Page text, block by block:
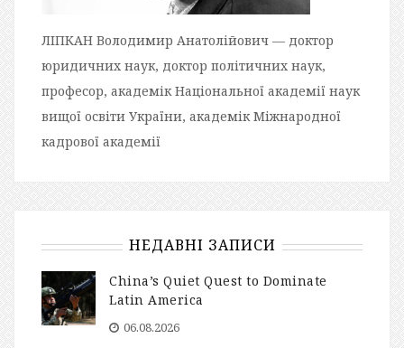
ЛІПКАН Володимир Анатолійович — доктор
юридичних наук, доктор політичних наук,
професор, академік Національної академії наук
вищої освіти України, академік Міжнародної
кадрової академії
НЕДАВНІ ЗАПИСИ
China’s Quiet Quest to Dominate
Latin America
06.08.2026